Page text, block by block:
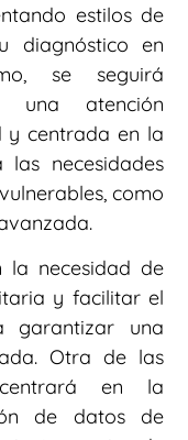
estilos de
diagnóstico en
se seguirá
una atención
y centrada en la
necesidades
como
la necesidad de
y facilitar el
garantizar una
Otra de las
en la
de datos de